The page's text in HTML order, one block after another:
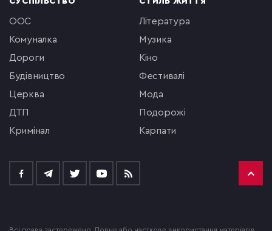
ООС
комуналка
Дороги
будівництво
церква
ДТП
кримінал
література
музика
кіно
фестивалі
мода
подорожі
Карпати